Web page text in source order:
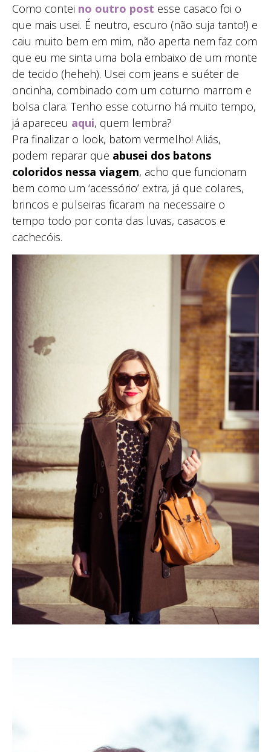
Como contei no outro post esse casaco foi o
que mais usei. É neutro, escuro (não suja tanto!) e
caiu muito bem em mim, não aperta nem faz com
que eu me sinta uma bola embaixo de um monte
de tecido (heheh). Usei com jeans e suéter de
oncinha, combinado com um coturno marrom e
bolsa clara. Tenho esse coturno há muito tempo,
já apareceu aqui, quem lembra?
Pra finalizar o look, batom vermelho! Aliás,
podem reparar que abusei dos batons
coloridos nessa viagem, acho que funcionam
bem como um ‘acessório’ extra, já que colares,
brincos e pulseiras ficaram na necessaire o
tempo todo por conta das luvas, casacos e
cachecóis.